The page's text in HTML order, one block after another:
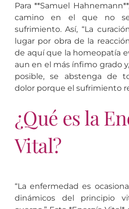
Para **Samuel
camino en el que no
sufrimiento. Así, “La
lugar por obra de la
de aquí que la homeopatía
aun en el más ínfimo grado
posible, se abstenga de
dolor porque el sufrimiento
¿Qué es la
Vital?
“La enfermedad es
dinámicos del principio